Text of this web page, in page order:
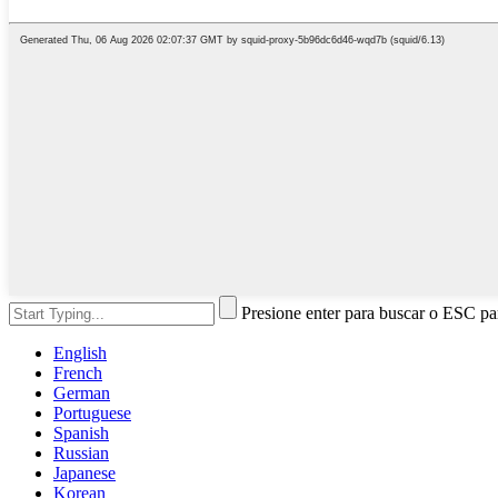
Presione enter para buscar o ESC
English
French
German
Portuguese
Spanish
Russian
Japanese
Korean